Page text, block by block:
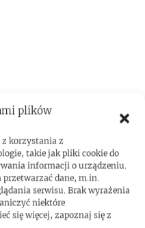
plików
z korzystania z
takie jak pliki cookie do
informacji o urządzeniu.
dane, m.in.
serwisu. Brak wyrażenia
niektóre
się więcej, zapoznaj się z